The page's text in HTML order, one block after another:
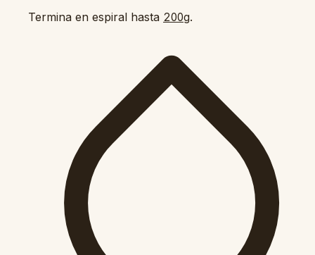
Termina en espiral hasta 200g.